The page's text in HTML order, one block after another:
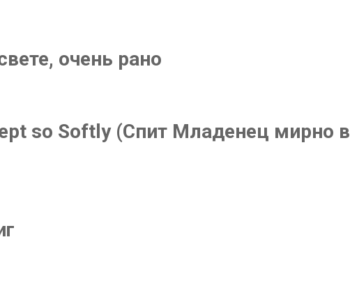
очень рано
so Softly (Спит Младенец мирно в